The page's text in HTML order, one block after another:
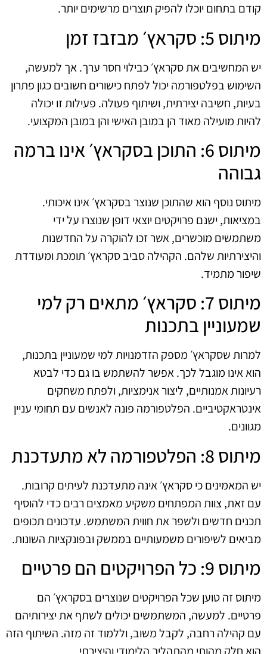
קודם בתחום יוכלו להפיק תוצרים מרשימים יותר.
מיתוס 5: סקראץ׳ מבזבז זמן
יש המחשיבים את סקראץ׳ כבילוי חסר ערך. אך למעשה,
השימוש בפלטפורמה יכול לפתח כישורים חשובים כגון פתרון
בעיות, חשיבה יצירתית, ושיתוף פעולה. פעילות זו יכולה
להיות מועילה מאוד הן במובן האישי והן במובן המקצועי.
מיתוס 6: התוכן בסקראץ׳ אינו ברמה
גבוהה
מיתוס נוסף הוא שהתוכן שנוצר בסקראץ׳ אינו איכותי.
במציאות, ישנם פרויקטים יוצאי דופן שנוצרו על ידי
משתמשים מוכשרים, אשר זכו להוקרה על החדשנות
והיצירתיות שלהם. הקהילה סביב סקראץ׳ תומכת ומעודדת
שיפור מתמיד.
מיתוס 7: סקראץ׳ מתאים רק למי
שמעוניין בתכנות
למרות שסקראץ׳ מספק הזדמנויות למי שמעוניין בתכנות,
הוא אינו מוגבל לכך. אפשר להשתמש בו גם כדי לבטא
רעיונות אמנותיים, ליצור אנימציות, ולפתח משחקים
אינטראקטיביים. הפלטפורמה פונה לאנשים עם תחומי עניין
מגוונים.
מיתוס 8: הפלטפורמה לא מתעדכנת
יש המאמינים כי סקראץ׳ אינה מתעדכנת לעיתים קרובות.
עם זאת, צוות המפתחים משקיע מאמצים רבים כדי להוסיף
תכנים חדשים ולשפר את חווית המשתמש. עדכונים תכופים
מביאים לשיפורים משמעותיים בממשק ובפונקציות השונות.
מיתוס 9: כל הפרויקטים הם פרטיים
מיתוס זה טוען שכל הפרויקטים שנוצרים בסקראץ׳ הם
פרטיים. למעשה, המשתמשים יכולים לשתף את יצירותיהם
עם קהילה רחבה, לקבל משוב, וללמוד זה מזה. השיתוף הזה